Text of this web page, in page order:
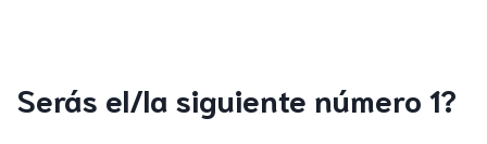
Serás el/la siguiente número 1?